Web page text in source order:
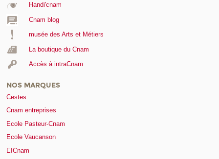
Handi'cnam
Cnam blog
musée des Arts et Métiers
La boutique du Cnam
Accès à intraCnam
NOS MARQUES
Cestes
Cnam entreprises
Ecole Pasteur-Cnam
Ecole Vaucanson
EICnam